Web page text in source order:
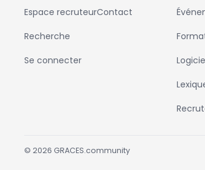
Espace recruteur
Recherche
Se connecter
Contact
© 2026 GRACES.community